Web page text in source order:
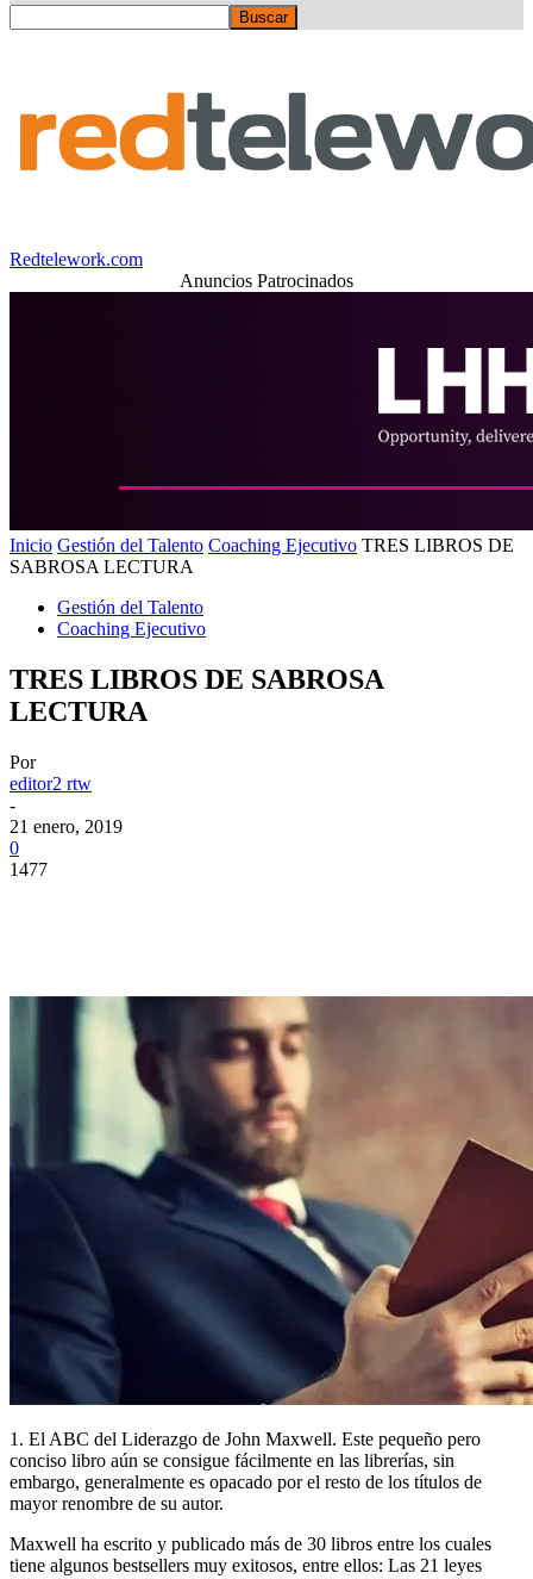
Redtelework.com
Anuncios Patrocinados
Inicio Gestión del Talento Coaching Ejecutivo TRES LIBROS DE
SABROSA LECTURA
Gestión del Talento
Coaching Ejecutivo
TRES LIBROS DE SABROSA
LECTURA
Por
editor2 rtw
-
21 enero, 2019
0
1477
1. El ABC del Liderazgo de John Maxwell. Este pequeño pero
conciso libro aún se consigue fácilmente en las librerías, sin
embargo, generalmente es opacado por el resto de los títulos de
mayor renombre de su autor.
Maxwell ha escrito y publicado más de 30 libros entre los cuales
tiene algunos bestsellers muy exitosos, entre ellos: Las 21 leyes